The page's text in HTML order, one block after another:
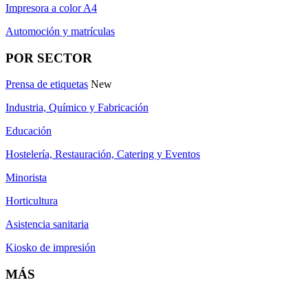
Impresora a color A4
Automoción y matrículas
POR SECTOR
Prensa de etiquetas New
Industria, Químico y Fabricación
Educación
Hostelería, Restauración, Catering y Eventos
Minorista
Horticultura
Asistencia sanitaria
Kiosko de impresión
MÁS